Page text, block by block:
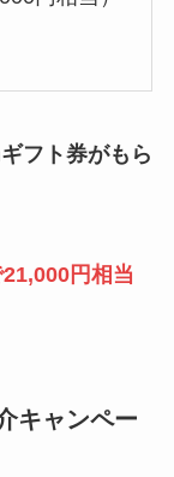
フト券がもら
円相当
キャンペー